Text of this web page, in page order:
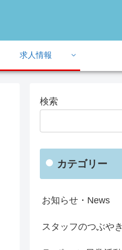
求人情報
検索
カテゴリー
お知らせ・News
スタッフのつぶやき